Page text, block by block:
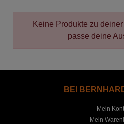
Keine Produkte zu
passe deine
BEI
Mein
Mein